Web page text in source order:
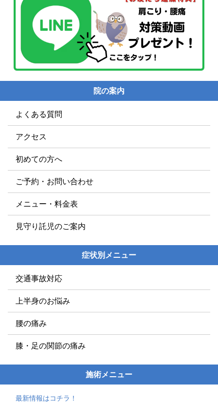
院の案内
よくある質問
アクセス
初めての方へ
ご予約・お問い合わせ
メニュー・料金表
見守り託児のご案内
症状別メニュー
交通事故対応
上半身のお悩み
腰の痛み
膝・足の関節の痛み
施術メニュー
最新情報はコチラ！